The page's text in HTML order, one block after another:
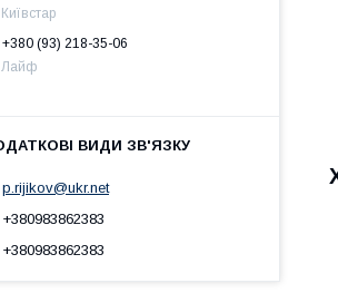
Київстар
+380 (93) 218-35-06
Лайф
p.rijikov@ukr.net
+380983862383
+380983862383